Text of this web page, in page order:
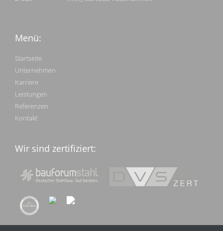
Menü:
Startseite
Unternehmen
Karriere
Leistungen
Referenzen
Kontakt
Wir sind zertifiziert: